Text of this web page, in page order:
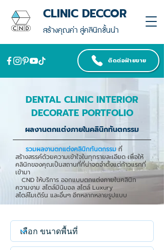
สร้างคุณค่า สู่คลินิกชั้นนำ
CLINIC DECCOR
ติดต่อฝ่ายขาย
DENTAL CLINIC INTERIOR
DECORATE PORTFOLIO
ผลงานตกแต่งภายในคลินิกทันตกรรม
รวมผลงานตกแต่งคลินิกทันตกรรม ที่
สร้างสรรค์ด้วยความเข้าใจในทุกรายละเอียด เพื่อให้
คลินิกของคุณเป็นสถานที่ที่น่าจดจำตั้งแต่ก้าวแรกที่
เข้ามา
CND ให้บริการ ออกแบบตกแต่งภายในคลินิก
ความงาม สไตล์มินิมอล สไตล์ Luxury
สไตล์โมเดิร์น และอื่นๆ อีกหลากหลายรูปแบบ